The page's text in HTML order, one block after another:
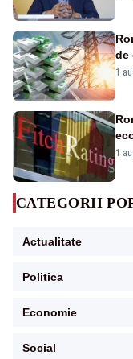
de
1
1
CATEGORII
Actualitate
Politica
Economie
Social